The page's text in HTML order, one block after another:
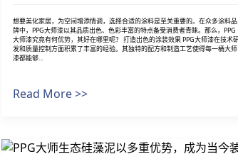
想要美化家居，为空间增添情调，选择合适的涂料是至关重要的。在众多涂料品
牌中，PPG大师漆以其品质出色、色彩丰富的特点备受消费者青睐。那么，PPG
大师漆究竟有何优势，其好在哪里呢？ 打造出色的涂装效果 PPG大师漆在技术研
发和质量控制方面积累了丰富的经验。其独特的配方和制造工艺使得每一桶大师
漆都能够...
Read More >>